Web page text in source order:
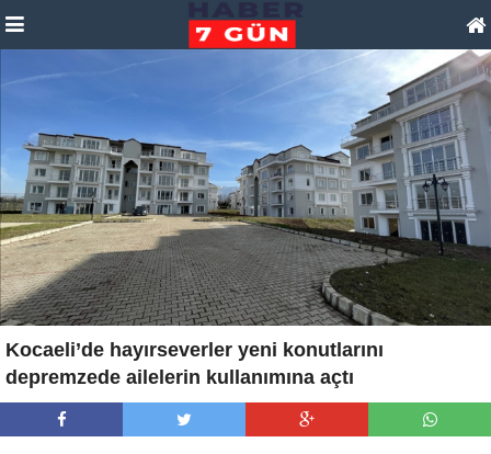
Kocaeli’de hayırseverler yeni konutlarını
depremzede ailelerin kullanımına açtı